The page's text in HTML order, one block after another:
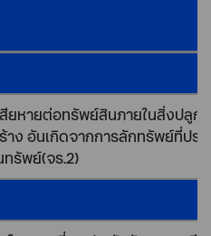
ยหายต่อทรัพย์สินภายในสิ่งปลูก
าง อันเกิดจากการลักทรัพย์ที่ปร
ทรัพย์(จร.2)